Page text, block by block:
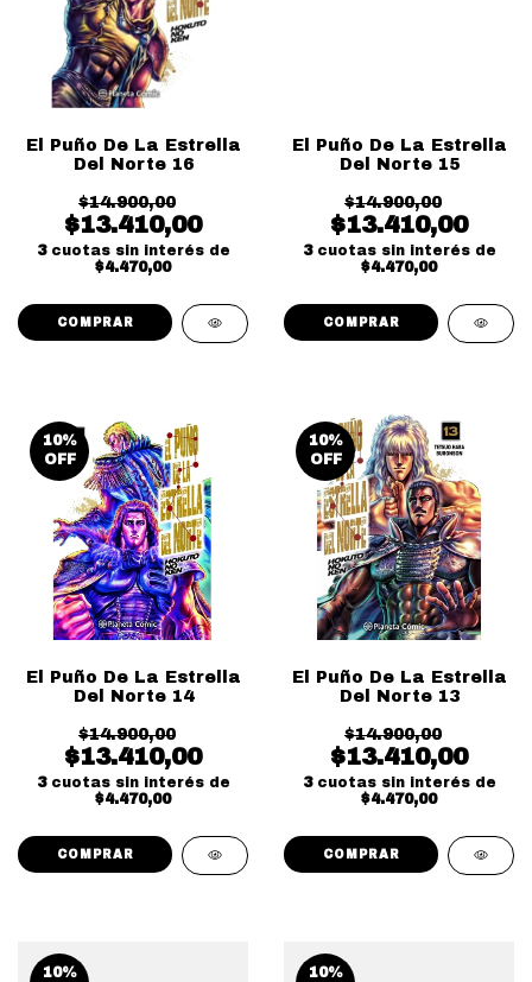
El Puño De La Estrella
Del Norte 16
$14.900,00
$13.410,00
3 cuotas sin interés de
$4.470,00
El Puño De La Estrella
Del Norte 15
$14.900,00
$13.410,00
3 cuotas sin interés de
$4.470,00
10%
OFF
El Puño De La Estrella
Del Norte 14
$14.900,00
$13.410,00
3 cuotas sin interés de
$4.470,00
10%
OFF
El Puño De La Estrella
Del Norte 13
$14.900,00
$13.410,00
3 cuotas sin interés de
$4.470,00
10%
10%